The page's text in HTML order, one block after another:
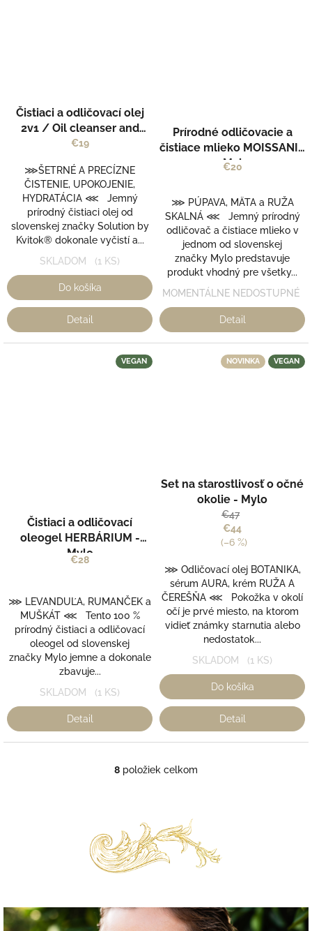
Čistiaci a odličovací olej
2v1 / Oil cleanser and
makeup remover -
€19
⋙ŠETRNÉ A PRECÍZNE
ČISTENIE, UPOKOJENIE,
HYDRATÁCIA ⋘ Jemný
prírodný čistiaci olej od
slovenskej značky Solution by
Kvitok® dokonale vyčistí a...
SKLADOM (1 KS)
Do košíka
Detail
Prírodné odličovacie a
čistiace mlieko MOISSANIT
- Mylo
€20
⋙ PÚPAVA, MÄTA a RUŽA
SKALNÁ ⋘ Jemný prírodný
odličovač a čistiace mlieko v
jednom od slovenskej
značky Mylo predstavuje
produkt vhodný pre všetky...
MOMENTÁLNE NEDOSTUPNÉ
Detail
VEGAN
hodnotenie
produktu
je
4,0
hviezdičiek.
Čistiaci a odličovací
oleogel HERBÁRIUM -
Mylo
€28
⋙ LEVANDUĽA, RUMANČEK a
MUŠKÁT ⋘ Tento 100 %
prírodný čistiaci a odličovací
oleogel od slovenskej
značky Mylo jemne a dokonale
zbavuje...
SKLADOM (1 KS)
Detail
NOVINKA VEGAN
Set na starostlivosť o očné
okolie - Mylo
€47
€44
(–6 %)
⋙ Odličovací olej BOTANIKA,
sérum AURA, krém RUŽA A
ČEREŠŇA ⋘ Pokožka v okolí
očí je prvé miesto, na ktorom
vidieť známky starnutia alebo
nedostatok...
SKLADOM (1 KS)
Do košíka
Detail
O
d
a
c
r
8 položiek celkom